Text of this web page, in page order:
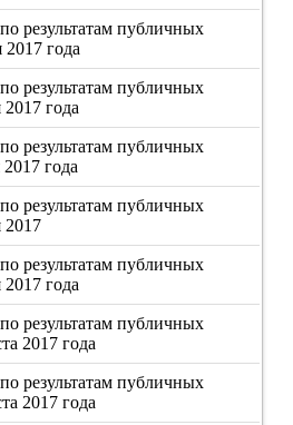
результатам публичных
года
результатам публичных
года
результатам публичных
года
результатам публичных
результатам публичных
года
результатам публичных
2017 года
результатам публичных
2017 года